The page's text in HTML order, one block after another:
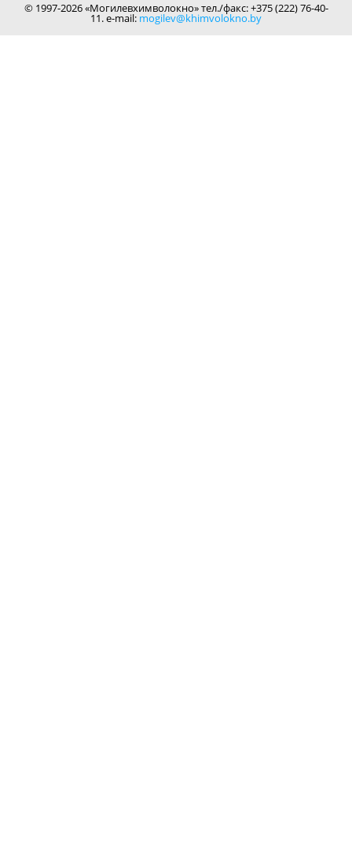
© 1997-2026 «Могилевхимволокно» тел./факс: +375 (222) 76-40-
11. e-mail: mogilev@khimvolokno.by